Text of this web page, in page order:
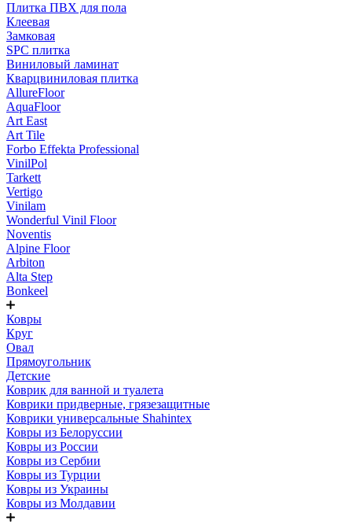
Плитка ПВХ для пола
Клеевая
Замковая
SPC плитка
Виниловый ламинат
Кварцвиниловая плитка
AllureFloor
AquaFloor
Art East
Art Tile
Forbo Effekta Professional
VinilPol
Tarkett
Vertigo
Vinilam
Wonderful Vinil Floor
Noventis
Alpine Floor
Arbiton
Alta Step
Bonkeel
Ковры
Круг
Овал
Прямоугольник
Детские
Коврик для ванной и туалета
Коврики придверные, грязезащитные
Коврики универсальные Shahintex
Ковры из Белоруссии
Ковры из России
Ковры из Сербии
Ковры из Турции
Ковры из Украины
Ковры из Молдавии